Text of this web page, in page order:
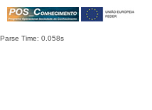
Parse Time: 0.058s